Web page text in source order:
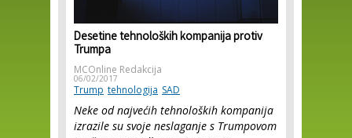
Desetine tehnoloških kompanija protiv
Trumpa
MCOnline Redakcija
06/02/2017
Trump tehnologija SAD
Neke od najvećih tehnoloških kompanija
izrazile su svoje neslaganje s Trumpovom